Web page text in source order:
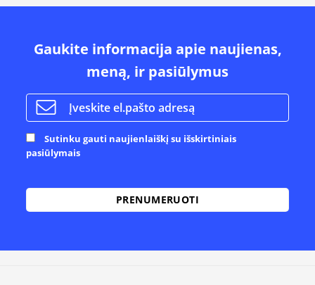
Gaukite informacija apie naujienas,
meną, ir pasiūlymus
Sutinku gauti naujienlaiškį su išskirtiniais
pasiūlymais